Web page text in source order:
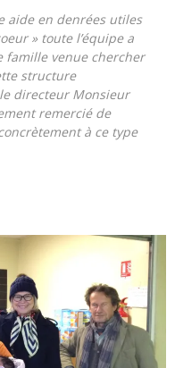
aide en denrées utiles
» toute l’équipe a
famille venue chercher
structure
directeur Monsieur
remercié de
à ce type